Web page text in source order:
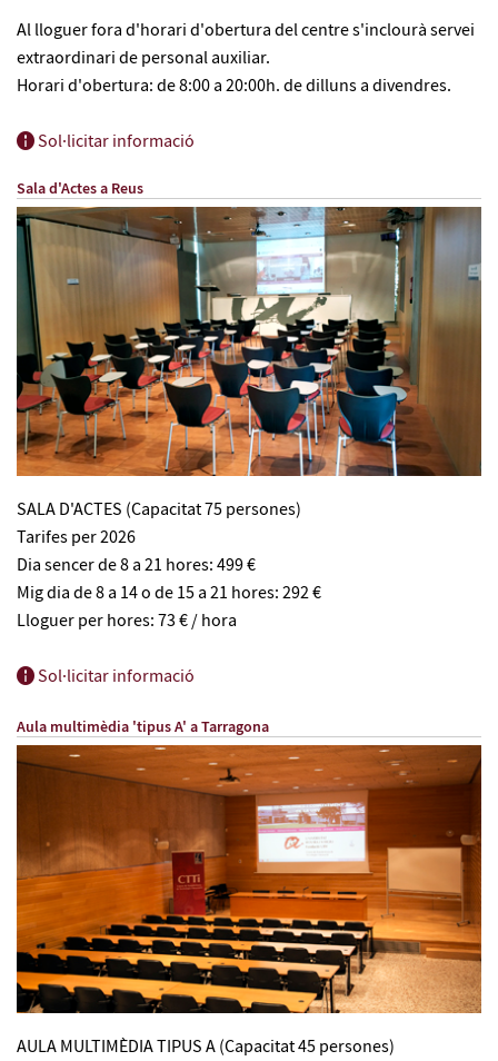
Al lloguer fora d'horari d'obertura del centre s'inclourà servei
extraordinari de personal auxiliar.
Horari d'obertura: de 8:00 a 20:00h. de dilluns a divendres.
Sol·licitar informació
Sala d'Actes a Reus
SALA D'ACTES (Capacitat 75 persones)
Tarifes per 2026
Dia sencer de 8 a 21 hores: 499 €
Mig dia de 8 a 14 o de 15 a 21 hores: 292 €
Lloguer per hores: 73 € / hora
Sol·licitar informació
Aula multimèdia 'tipus A' a Tarragona
AULA MULTIMÈDIA TIPUS A (Capacitat 45 persones)